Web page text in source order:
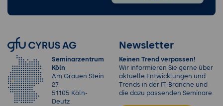
Seminarzentrum
Köln
Am Grauen Stein
27
51105 Köln-
Deutz
Newsletter
Keinen Trend verpassen!
Wir informieren Sie gerne über
aktuelle Entwicklungen und
Trends in der IT-Branche und
die dazu passenden Seminare.